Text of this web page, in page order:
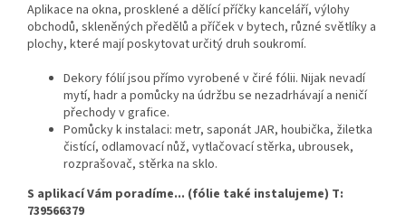
Aplikace na okna, prosklené a dělící příčky kanceláří, výlohy
obchodů, skleněných předělů a příček v bytech, různé světlíky a
plochy, které mají poskytovat určitý druh soukromí.
Dekory fólií jsou přímo vyrobené v čiré fólii. Nijak nevadí
mytí, hadr a pomůcky na údržbu se nezadrhávají a neničí
přechody v grafice.
Pomůcky k instalaci: metr, saponát JAR, houbička, žiletka
čistící, odlamovací nůž, vytlačovací stěrka, ubrousek,
rozprašovač, stěrka na sklo.
S aplikací Vám poradíme... (fólie také instalujeme) T:
739566379